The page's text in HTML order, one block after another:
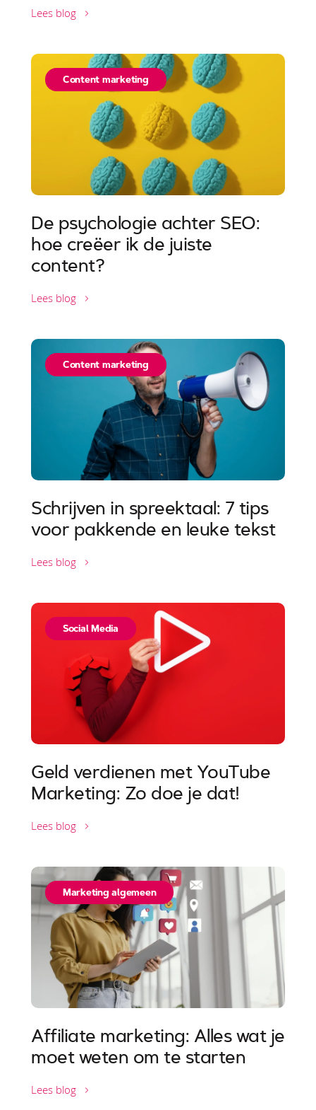
Lees blog
De psychologie achter SEO:
hoe creëer ik de juiste
content?
Content marketing
Lees blog
Schrijven in spreektaal: 7 tips
voor pakkende en leuke tekst
Content marketing
Lees blog
Geld verdienen met YouTube
Marketing: Zo doe je dat!
Social Media
Lees blog
Affiliate marketing: Alles wat je
moet weten om te starten
Marketing algemeen
Lees blog